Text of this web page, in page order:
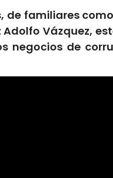
de familiares
Adolfo Vázquez,
negocios de